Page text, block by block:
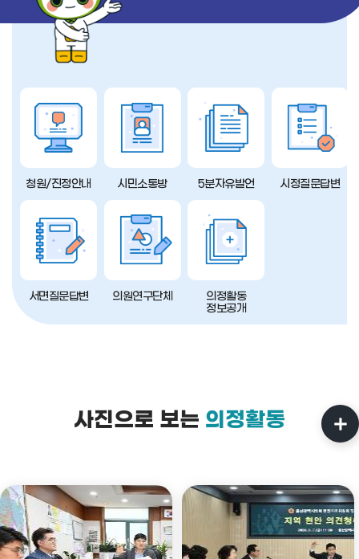
청원/진정안내 시민소통방 5분자유발언 시정질문답변
서면질문답변 의원연구단체
의정활동
정보공개
사진으로 보는 의정활동